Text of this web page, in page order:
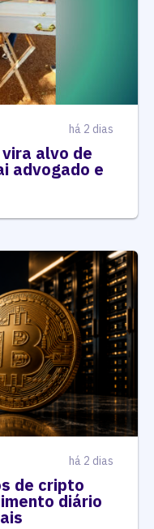
há 2 dias
alvo de
advogado e
há 2 dias
de cripto
diário